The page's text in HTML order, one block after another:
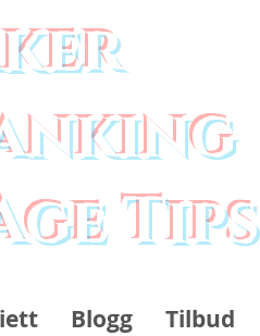
Tips
Blogg Tilbud